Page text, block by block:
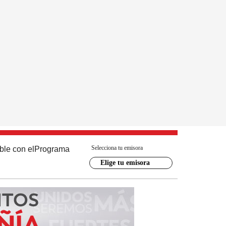
con el Programa Selecciona tu emisora
Elige tu emisora